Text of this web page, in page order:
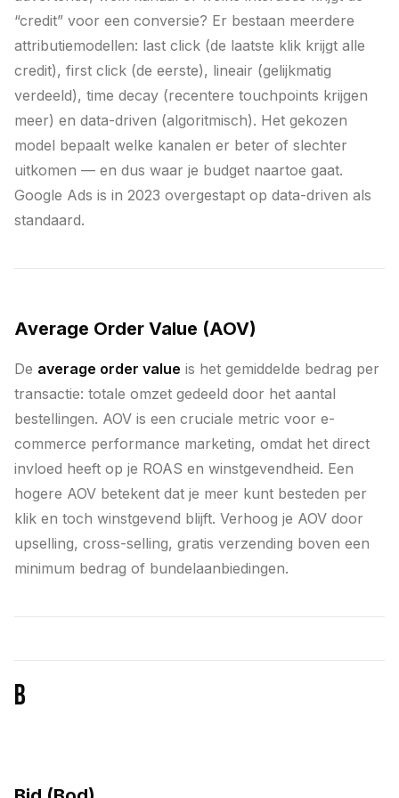
“credit” voor een conversie? Er bestaan meerdere
attributiemodellen: last click (de laatste klik krijgt alle
credit), first click (de eerste), lineair (gelijkmatig
verdeeld), time decay (recentere touchpoints krijgen
meer) en data-driven (algoritmisch). Het gekozen
model bepaalt welke kanalen er beter of slechter
uitkomen — en dus waar je budget naartoe gaat.
Google Ads is in 2023 overgestapt op data-driven als
standaard.
Average Order Value (AOV)
De average order value is het gemiddelde bedrag per
transactie: totale omzet gedeeld door het aantal
bestellingen. AOV is een cruciale metric voor e-
commerce performance marketing, omdat het direct
invloed heeft op je ROAS en winstgevendheid. Een
hogere AOV betekent dat je meer kunt besteden per
klik en toch winstgevend blijft. Verhoog je AOV door
upselling, cross-selling, gratis verzending boven een
minimum bedrag of bundelaanbiedingen.
B